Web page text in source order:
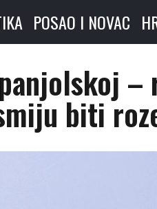
POSAO I NOVAC
–
biti